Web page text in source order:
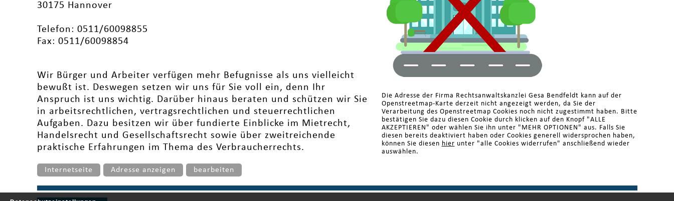
30175 Hannover
Telefon: 0511/60098855
Fax: 0511/60098854
Wir Bürger und Arbeiter verfügen mehr Befugnisse als uns vielleicht
bewußt ist. Deswegen setzen wir uns für Sie voll ein, denn Ihr
Anspruch ist uns wichtig. Darüber hinaus beraten und schützen wir Sie
in arbeitsrechtlichen, vertragsrechtlichen und steuerrechtlichen
Aufgaben. Dazu besitzen wir über fundierte Einblicke im Mietrecht,
Handelsrecht und Gesellschaftsrecht sowie über zweitreichende
praktische Erfahrungen im Thema des Verbraucherrechts.
Internetseite Adresse anzeigen bearbeiten
Die Adresse der Firma Rechtsanwaltskanzlei Gesa Bendfeldt kann auf der
Openstreetmap-Karte derzeit nicht angezeigt werden, da Sie der
Verarbeitung des Openstreetmap Cookies noch nicht zugestimmt haben. Bitte
bestätigen Sie dazu diesen Cookie durch klicken auf den Knopf "ALLE
AKZEPTIEREN" oder wählen Sie ihn unter "MEHR OPTIONEN" aus. Falls Sie
diesen bereits deaktiviert haben oder Cookies generell widersprochen haben,
können Sie diesen hier unter "alle Cookies widerrufen" anschließend wieder
auswählen.